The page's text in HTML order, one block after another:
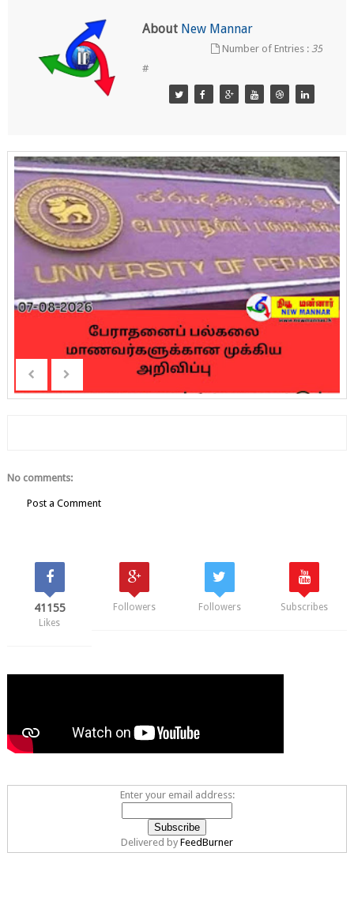
About New Mannar
Number of Entries : 35
#
No comments:
Post a Comment
41155
Likes
Followers Followers Subscribes
Enter your email address:
Delivered by FeedBurner